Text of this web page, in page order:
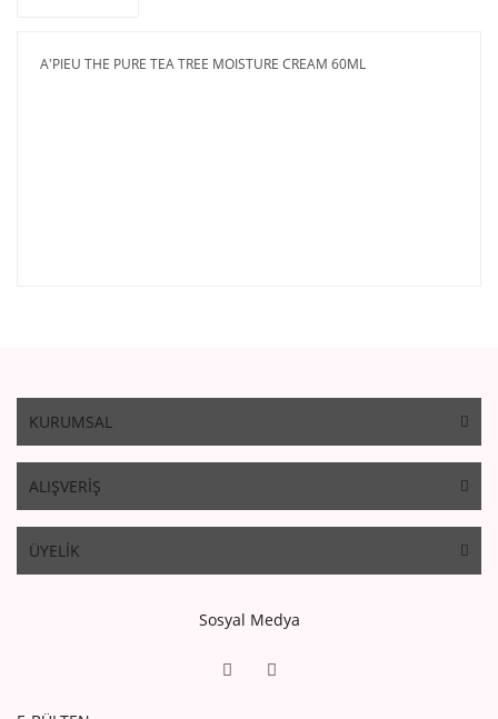
A'PIEU THE PURE TEA TREE MOISTURE CREAM 60ML
KURUMSAL
ALIŞVERİŞ
ÜYELİK
Sosyal Medya